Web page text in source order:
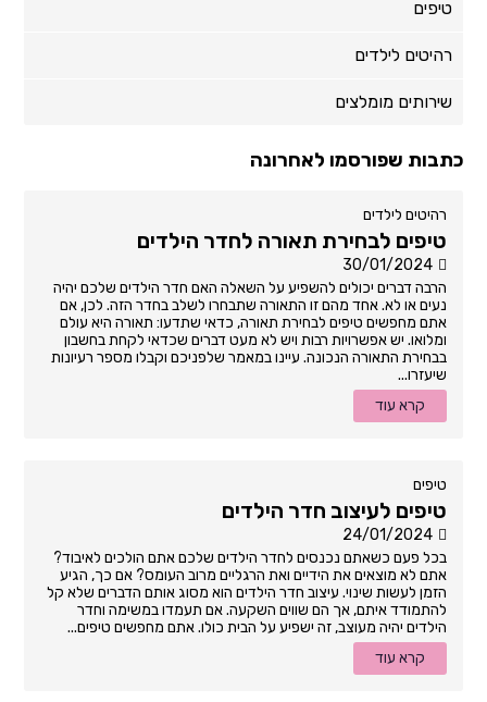
טיפים
רהיטים לילדים
שירותים מומלצים
כתבות שפורסמו לאחרונה
רהיטים לילדים
טיפים לבחירת תאורה לחדר הילדים
30/01/2024
הרבה דברים יכולים להשפיע על השאלה האם חדר הילדים שלכם יהיה
נעים או לא. אחד מהם זו התאורה שתבחרו לשלב בחדר הזה. לכן, אם
אתם מחפשים טיפים לבחירת תאורה, כדאי שתדעו: תאורה היא עולם
ומלואו. יש אפשרויות רבות ויש לא מעט דברים שכדאי לקחת בחשבון
בבחירת התאורה הנכונה. עיינו במאמר שלפניכם וקבלו מספר רעיונות
שיעזרו...
קרא עוד
טיפים
טיפים לעיצוב חדר הילדים
24/01/2024
בכל פעם כשאתם נכנסים לחדר הילדים שלכם אתם הולכים לאיבוד?
אתם לא מוצאים את הידיים ואת הרגליים מרוב העומס? אם כך, הגיע
הזמן לעשות שינוי. עיצוב חדר הילדים הוא מסוג אותם הדברים שלא קל
להתמודד איתם, אך הם שווים השקעה. אם תעמדו במשימה וחדר
הילדים יהיה מעוצב, זה ישפיע על הבית כולו. אתם מחפשים טיפים...
קרא עוד